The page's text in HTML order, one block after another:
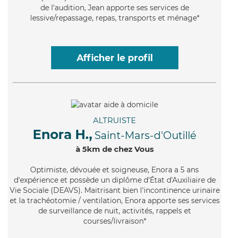
de l'audition, Jean apporte ses services de
lessive/repassage, repas, transports et ménage*
Afficher le profil
ALTRUISTE
Enora H., Saint-Mars-d'Outillé
à 5km de chez Vous
Optimiste, dévouée et soigneuse, Enora a 5 ans
d'expérience et possède un diplôme d'État d'Auxiliaire de
Vie Sociale (DEAVS). Maitrisant bien l'incontinence urinaire
et la trachéotomie / ventilation, Enora apporte ses services
de surveillance de nuit, activités, rappels et
courses/livraison*